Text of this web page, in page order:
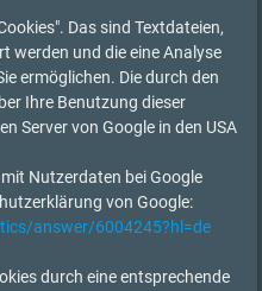
Das sind Textdateien,
werden und die eine Analyse
ermöglichen. Die durch den
Ihre Benutzung dieser
Server von Google in den USA
Nutzerdaten bei Google
von Google:
answer/6004245?hl=de
durch eine entsprechende